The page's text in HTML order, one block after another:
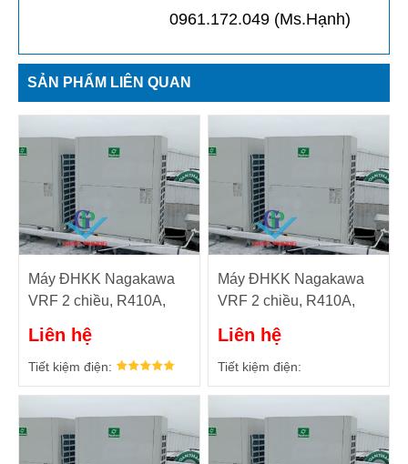
0961.172.049 (Ms.Hạnh)
SẢN PHẨM LIÊN QUAN
Máy ĐHKK Nagakawa
VRF 2 chiều, R410A,
H1630U01
Liên hệ
Tiết kiệm điện:
Máy ĐHKK Nagakawa
VRF 2 chiều, R410A,
H1575U01
Liên hệ
Tiết kiệm điện: